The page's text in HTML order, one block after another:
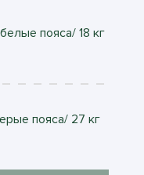
пояса/ 18 кг
пояса/ 27 кг